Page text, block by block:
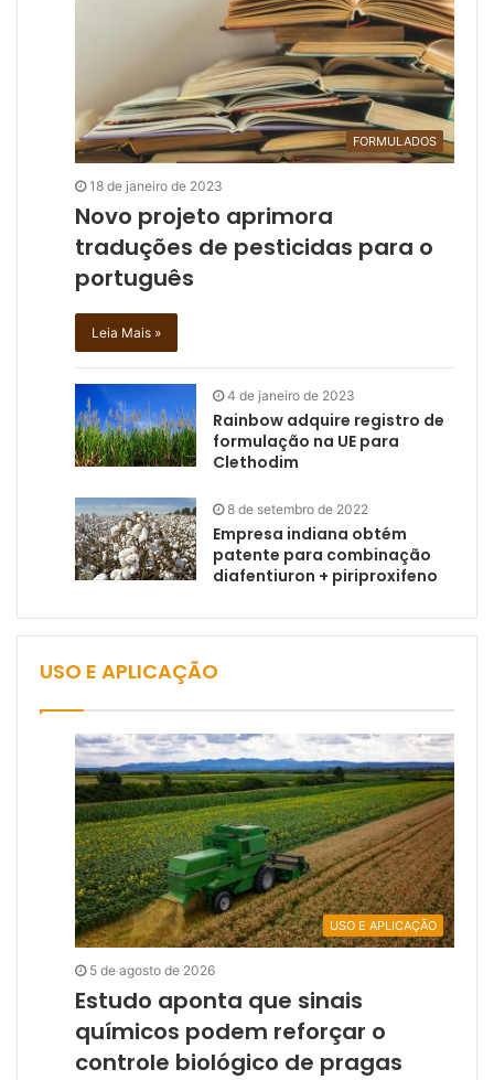
FORMULADOS
18 de janeiro de 2023
Novo projeto aprimora
traduções de pesticidas para o
português
Leia Mais »
4 de janeiro de 2023
Rainbow adquire registro de
formulação na UE para
Clethodim
8 de setembro de 2022
Empresa indiana obtém
patente para combinação
diafentiuron + piriproxifeno
USO E APLICAÇÃO
USO E APLICAÇÃO
5 de agosto de 2026
Estudo aponta que sinais
químicos podem reforçar o
controle biológico de pragas